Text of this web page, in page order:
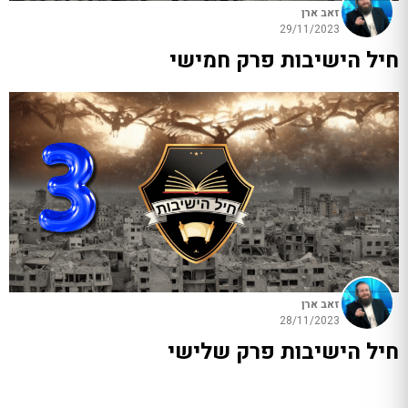
זאב ארן
29/11/2023
חיל הישיבות פרק חמישי
זאב ארן
28/11/2023
חיל הישיבות פרק שלישי